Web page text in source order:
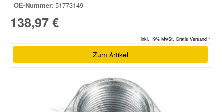
OE-Nummer: 51773149
138,97 €
inkl. 19% MwSt. Gratis Versand *
Zum Artikel